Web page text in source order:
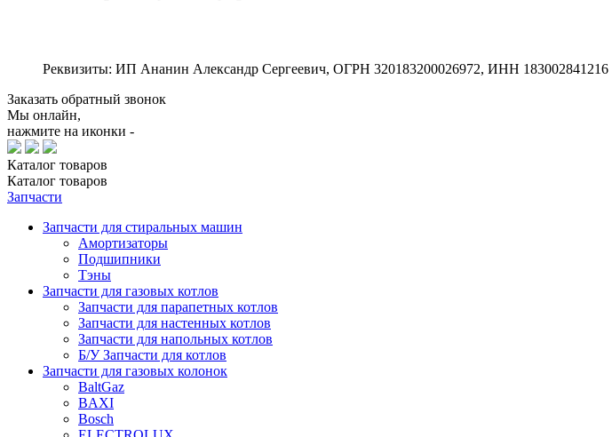
Реквизиты: ИП Ананин Александр Сергеевич, ОГРН 320183200026972, ИНН 183002841216
Заказать обратный звонок
Мы онлайн,
нажмите на иконки -
Каталог товаров
Каталог товаров
Запчасти
Запчасти для стиральных машин
Амортизаторы
Подшипники
Тэны
Запчасти для газовых котлов
Запчасти для парапетных котлов
Запчасти для настенных котлов
Запчасти для напольных котлов
Б/У Запчасти для котлов
Запчасти для газовых колонок
BaltGaz
BAXI
Bosch